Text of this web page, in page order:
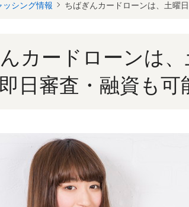
ッシング情報 ちばぎんカードローンは、土曜
カードローンは、
日審査・融資も可